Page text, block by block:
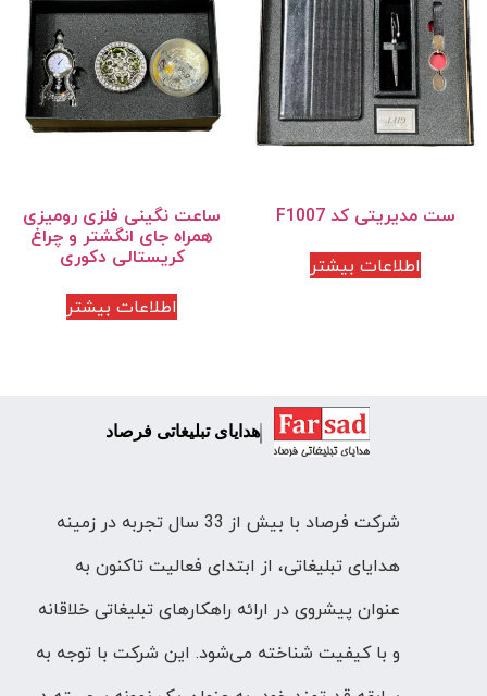
ست مدیریتی کد F1007
اطلاعات بیشتر
ساعت نگینی فلزی رومیزی
همراه جای انگشتر و چراغ
کریستالی دکوری
اطلاعات بیشتر
هدایای تبلیغاتی فرصاد
شرکت فرصاد با بیش از 33 سال تجربه در زمینه
هدایای تبلیغاتی، از ابتدای فعالیت تاکنون به
عنوان پیشروی در ارائه راهکارهای تبلیغاتی خلاقانه
و با کیفیت شناخته می‌شود. این شرکت با توجه به